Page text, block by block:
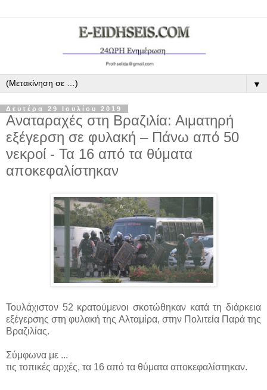
▼
Δευτέρα 29 Ιουλίου 2019
Αναταραχές στη Βραζιλία: Αιματηρή
εξέγερση σε φυλακή – Πάνω από 50
νεκροί - Τα 16 από τα θύματα
αποκεφαλίστηκαν
Τουλάχιστον 52 κρατούμενοι σκοτώθηκαν κατά τη διάρκεια
εξέγερσης στη φυλακή της Αλταμίρα, στην Πολιτεία Παρά της
Βραζιλίας.
Σύμφωνα με ...
τις τοπικές αρχές, τα 16 από τα θύματα αποκεφαλίστηκαν.